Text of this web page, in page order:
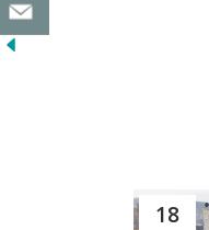
18